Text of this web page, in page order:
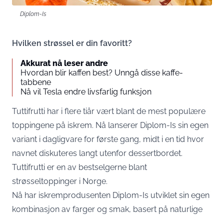
Diplom-Is
Hvilken strøssel er din favoritt?
Akkurat nå leser andre
Hvordan blir kaffen best? Unngå disse kaffe-
tabbene
Nå vil Tesla endre livsfarlig funksjon
Tuttifrutti har i flere tiår vært blant de mest populære
toppingene på iskrem. Nå lanserer Diplom-Is sin egen
variant i dagligvare for første gang, midt i en tid hvor
navnet diskuteres langt utenfor dessertbordet.
Tuttifrutti er en av bestselgerne blant
strøsseltoppinger i Norge.
Nå har iskremprodusenten Diplom-Is utviklet sin egen
kombinasjon av farger og smak, basert på naturlige